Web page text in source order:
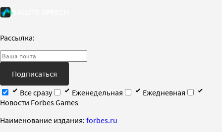
Рассылка:
Подписаться
Все сразу
Еженедельная
Ежедневная
Новости Forbes Games
Наименование издания: forbes.ru